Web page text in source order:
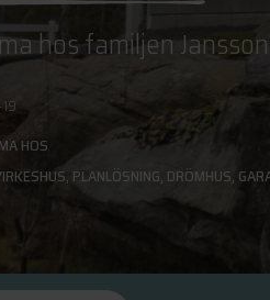
hos familjen Jansson
HOS
, PLANLÖSNING, DRÖMHUS,